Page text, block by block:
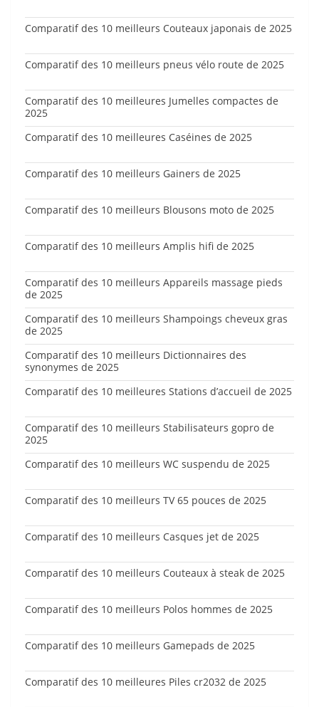
Comparatif des 10 meilleurs Couteaux japonais de 2025
Comparatif des 10 meilleurs pneus vélo route de 2025
Comparatif des 10 meilleures Jumelles compactes de
2025
Comparatif des 10 meilleures Caséines de 2025
Comparatif des 10 meilleurs Gainers de 2025
Comparatif des 10 meilleurs Blousons moto de 2025
Comparatif des 10 meilleurs Amplis hifi de 2025
Comparatif des 10 meilleurs Appareils massage pieds
de 2025
Comparatif des 10 meilleurs Shampoings cheveux gras
de 2025
Comparatif des 10 meilleurs Dictionnaires des
synonymes de 2025
Comparatif des 10 meilleures Stations d’accueil de 2025
Comparatif des 10 meilleurs Stabilisateurs gopro de
2025
Comparatif des 10 meilleurs WC suspendu de 2025
Comparatif des 10 meilleurs TV 65 pouces de 2025
Comparatif des 10 meilleurs Casques jet de 2025
Comparatif des 10 meilleurs Couteaux à steak de 2025
Comparatif des 10 meilleurs Polos hommes de 2025
Comparatif des 10 meilleurs Gamepads de 2025
Comparatif des 10 meilleures Piles cr2032 de 2025